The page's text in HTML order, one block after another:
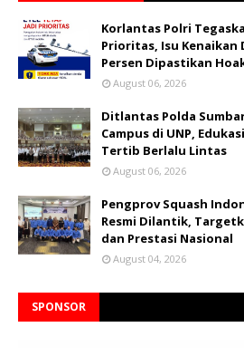
Korlantas Polri
Prioritas, Isu Kenaikan
Persen Dipastikan
August 06, 2026
Ditlantas Polda
Campus di UNP,
Tertib Berlalu Lintas
August 06, 2026
Pengprov Squash
Resmi Dilantik,
dan Prestasi Nasional
August 04, 2026
SPONSOR